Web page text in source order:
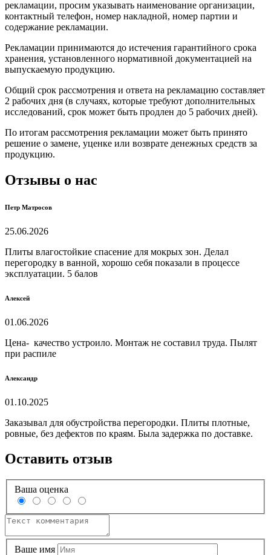
рекламации, просим указывать наименование организации,
контактный телефон, номер накладной, номер партии и
содержание рекламации.
Рекламации принимаются до истечения гарантийного срока
хранения, установленного нормативной документацией на
выпускаемую продукцию.
Общий срок рассмотрения и ответа на рекламацию составляет
2 рабочих дня (в случаях, которые требуют дополнительных
исследований, срок может быть продлен до 5 рабочих дней).
По итогам рассмотрения рекламации может быть принято
решение о замене, уценке или возврате денежных средств за
продукцию.
Отзывы о нас
Петр Матросов
25.06.2026
Плиты влагостойкие спасение для мокрых зон. Делал
перегородку в ванной, хорошо себя показали в процессе
эксплуатации. 5 балов
Алексей
01.06.2026
Цена- качество устроило. Монтаж не составил труда. Пылят
при распиле
Александр
01.10.2025
Заказывал для обустройства перегородки. Плиты плотные,
ровные, без дефектов по краям. Была задержка по доставке.
Оставить отзыв
Ваша оценка
Ваше имя